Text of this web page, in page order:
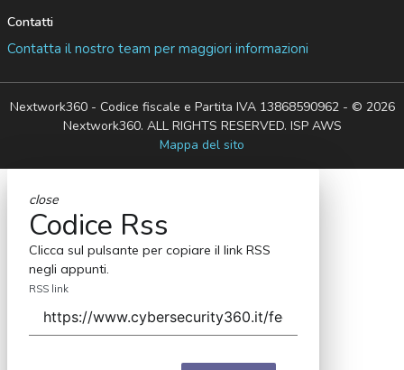
Contatti
Contatta il nostro team per maggiori informazioni
Nextwork360 - Codice fiscale e Partita IVA 13868590962 - © 2026
Nextwork360. ALL RIGHTS RESERVED. ISP AWS
Mappa del sito
close
Codice Rss
Clicca sul pulsante per copiare il link RSS
negli appunti.
RSS link